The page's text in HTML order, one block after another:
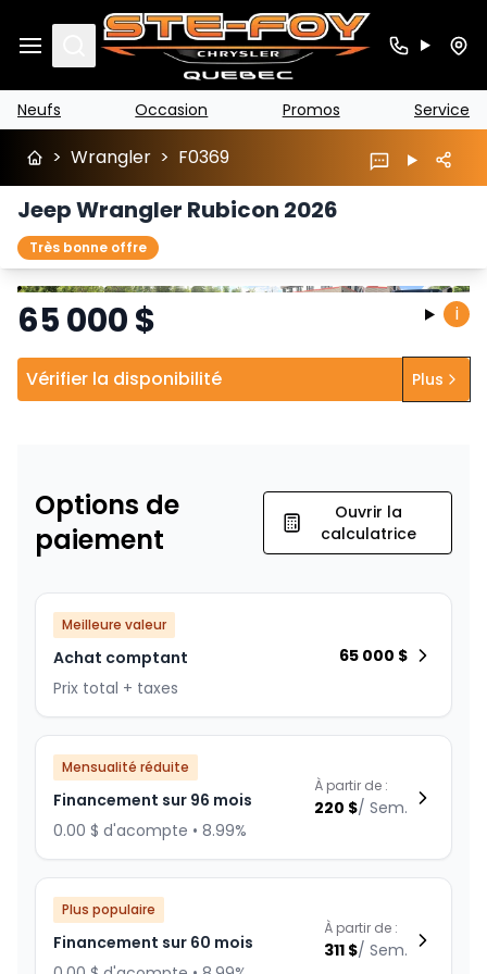
Search
Neufs Occasion Promos Service
> Wrangler > F0369
Jeep Wrangler Rubicon 2026
Très bonne offre
ArrêterPrécédent
Suivant
65 000$ i
Vérifier la disponibilité Plus
Options de
paiement
Ouvrir la
calculatrice
Meilleure valeur
Achat comptant
Prix total + taxes
65 000 $
Mensualité réduite
Financement sur 96 mois
0.00 $ d'acompte • 8.99%
À partir de :
220 $/ Sem.
Plus populaire
Financement sur 60 mois
À partir de :
311 $/ Sem.